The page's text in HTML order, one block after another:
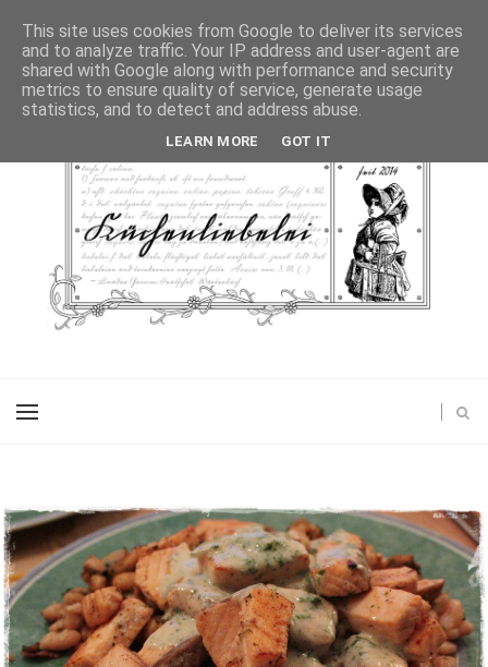
This site uses cookies from Google to deliver its services
and to analyze traffic. Your IP address and user-agent are
shared with Google along with performance and security
metrics to ensure quality of service, generate usage
statistics, and to detect and address abuse.
LEARN MORE GOT IT